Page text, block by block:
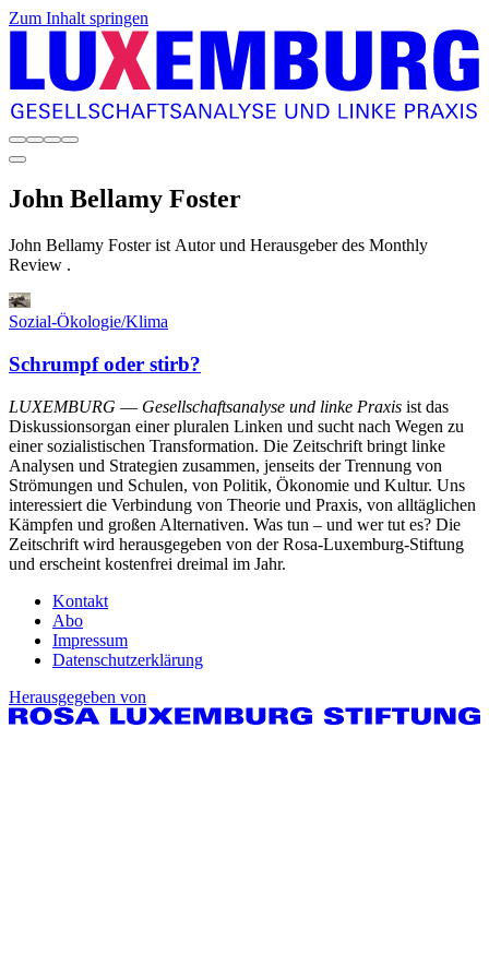
Zum Inhalt springen
John Bellamy Foster
John Bellamy Foster ist Autor und Herausgeber des Monthly
Review .
Sozial-Ökologie/Klima
Schrumpf oder stirb?
LUXEMBURG — Gesellschaftsanalyse und linke Praxis ist das
Diskussionsorgan einer pluralen Linken und sucht nach Wegen zu
einer sozialistischen Transformation. Die Zeitschrift bringt linke
Analysen und Strategien zusammen, jenseits der Trennung von
Strömungen und Schulen, von Politik, Ökonomie und Kultur. Uns
interessiert die Verbindung von Theorie und Praxis, von alltäglichen
Kämpfen und großen Alternativen. Was tun – und wer tut es? Die
Zeitschrift wird herausgegeben von der Rosa-Luxemburg-Stiftung
und erscheint kostenfrei dreimal im Jahr.
Kontakt
Abo
Impressum
Datenschutzerklärung
Herausgegeben von